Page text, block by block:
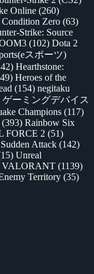
Online (260)
Zero (63)
Strike: Source
(102) Dota 2
スポーツ)
Hearthstone:
Heroes of the
(154) negitaku
ゲーミングデバイス
Champions (117)
(393) Rainbow Six
FORCE 2 (51)
Sudden Attack (142)
Unreal
VALORANT (1139)
Territory (35)